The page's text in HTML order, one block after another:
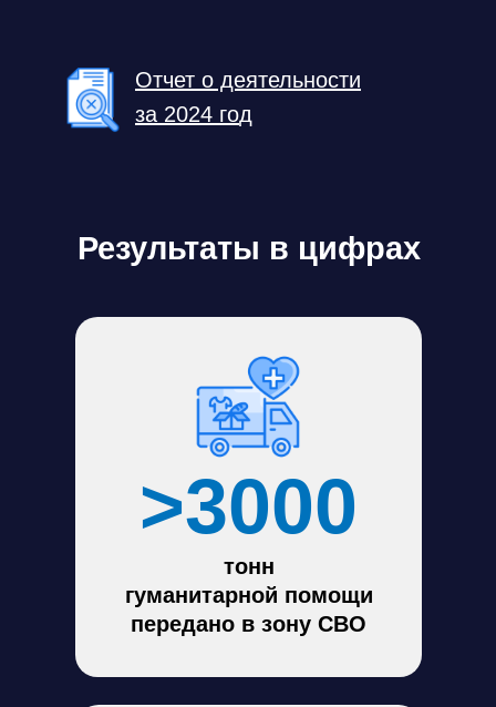
Отчет о деятельности
за 2024 год
тонн
гуманитарной помощи
передано в зону СВО
>3000
Результаты в цифрах